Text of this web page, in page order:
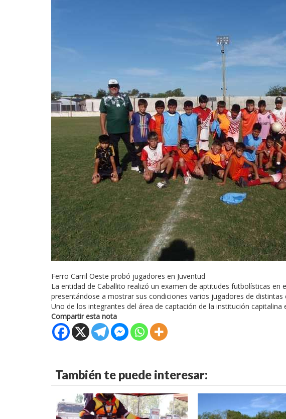
Ferro Carril Oeste probó jugadores en Juventud
La entidad de Caballito realizó un examen de aptitudes futbolísticas en
presentándose a mostrar sus condiciones varios jugadores de distintas
Uno de los integrantes del área de captación de la institución
Compartir esta nota
También te puede interesar: